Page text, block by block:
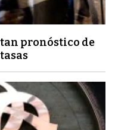
pronóstico de